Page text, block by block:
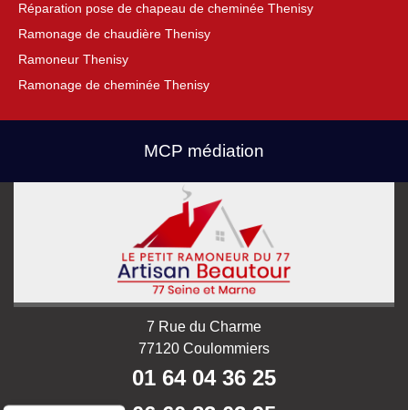
Réparation pose de chapeau de cheminée Thenisy
Ramonage de chaudière Thenisy
Ramoneur Thenisy
Ramonage de cheminée Thenisy
MCP médiation
7 Rue du Charme
77120 Coulommiers
01 64 04 36 25